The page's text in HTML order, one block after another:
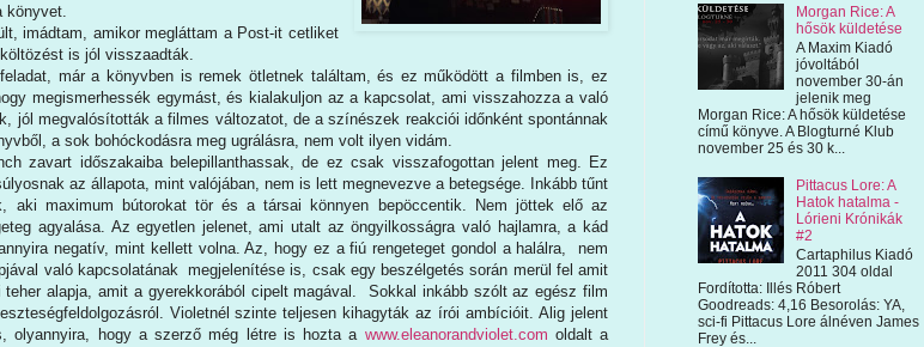
imádtam, amikor megláttam a Post-it cetliket
is jól visszaadták.
már a könyvben is remek ötletnek találtam, és ez működött a filmben is, ez
megismerhessék egymást, és kialakuljon az a kapcsolat, ami visszahozza a való
jól megvalósították a filmes változatot, de a színészek reakciói időnként spontánnak
a sok bohóckodásra meg ugrálásra, nem volt ilyen vidám.
zavart időszakaiba belepillanthassak, de ez csak visszafogottan jelent meg. Ez
az állapota, mint valójában, nem is lett megnevezve a betegsége. Inkább tűnt
aki maximum bútorokat tör és a társai könnyen bepöccentik. Nem jöttek elő az
agyalása. Az egyetlen jelenet, ami utalt az öngyilkosságra való hajlamra, a kád
negatív, mint kellett volna. Az, hogy ez a fiú rengeteget gondol a halálra, nem
való kapcsolatának megjelenítése is, csak egy beszélgetés során merül fel amit
alapja, amit a gyerekkorából cipelt magával. Sokkal inkább szólt az egész film
Violetnél szinte teljesen kihagyták az írói ambícióit. Alig jelent
olyannyira, hogy a szerző még létre is hozta a www.eleanorandviolet.com oldalt a
Morgan Rice: A
hősök küldetése
A Maxim Kiadó
jóvoltából
november 30-án
jelenik meg
Morgan Rice: A hősök küldetése
című könyve. A Blogturné Klub
november 25 és 30 k...
Pittacus Lore: A
Hatok hatalma -
Lórieni Krónikák
#2
Cartaphilus Kiadó
2011 304 oldal
Fordította: Illés Róbert
Goodreads: 4,16 Besorolás: YA,
sci-fi Pittacus Lore álnéven James
Frey és...